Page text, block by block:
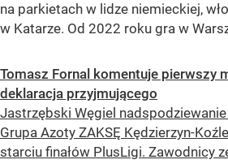
na parkietach w lidze niemieckiej,
w Katarze. Od 2022 roku gra w
Tomasz Fornal komentuje pierwszy
deklaracja przyjmującego
Jastrzębski Węgiel
Grupa Azoty ZAKSĘ Kędzierzyn-
starciu finałów PlusLigi. Zawodnicy